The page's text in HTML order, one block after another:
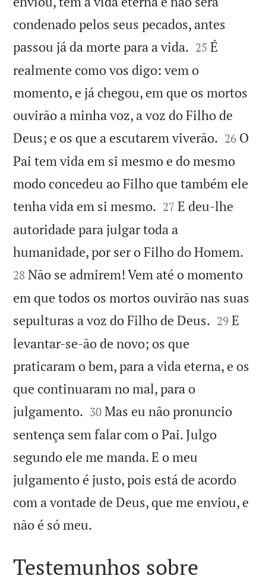
condenado pelos seus pecados, antes
passou já da morte para a vida. 

25 É
realmente como vos digo: vem o
momento, e já chegou, em que os mortos
ouvirão a minha voz, a voz do Filho de
Deus; e os que a escutarem viverão. 

26 O
Pai tem vida em si mesmo e do mesmo
modo concedeu ao Filho que também ele
tenha vida em si mesmo. 

27 E deu-lhe
autoridade para julgar toda a
humanidade, por ser o Filho do Homem.
28 Não se admirem! Vem até o momento
em que todos os mortos ouvirão nas suas
sepulturas a voz do Filho de Deus. 

29 E
levantar-se-ão de novo; os que
praticaram o bem, para a vida eterna, e os
que continuaram no mal, para o
julgamento. 

30 Mas eu não pronuncio
sentença sem falar com o Pai. Julgo
segundo ele me manda. E o meu
julgamento é justo, pois está de acordo
com a vontade de Deus, que me enviou, e
não é só meu.
Testemunhos sobre